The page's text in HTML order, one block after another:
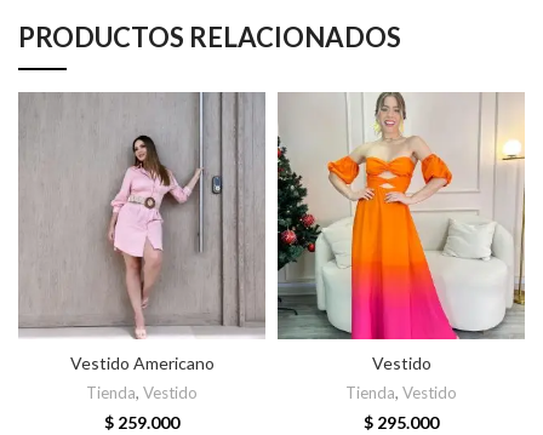
PRODUCTOS RELACIONADOS
Vestido Americano
Tienda, Vestido
$ 259.000
Vestido
Tienda, Vestido
$ 295.000